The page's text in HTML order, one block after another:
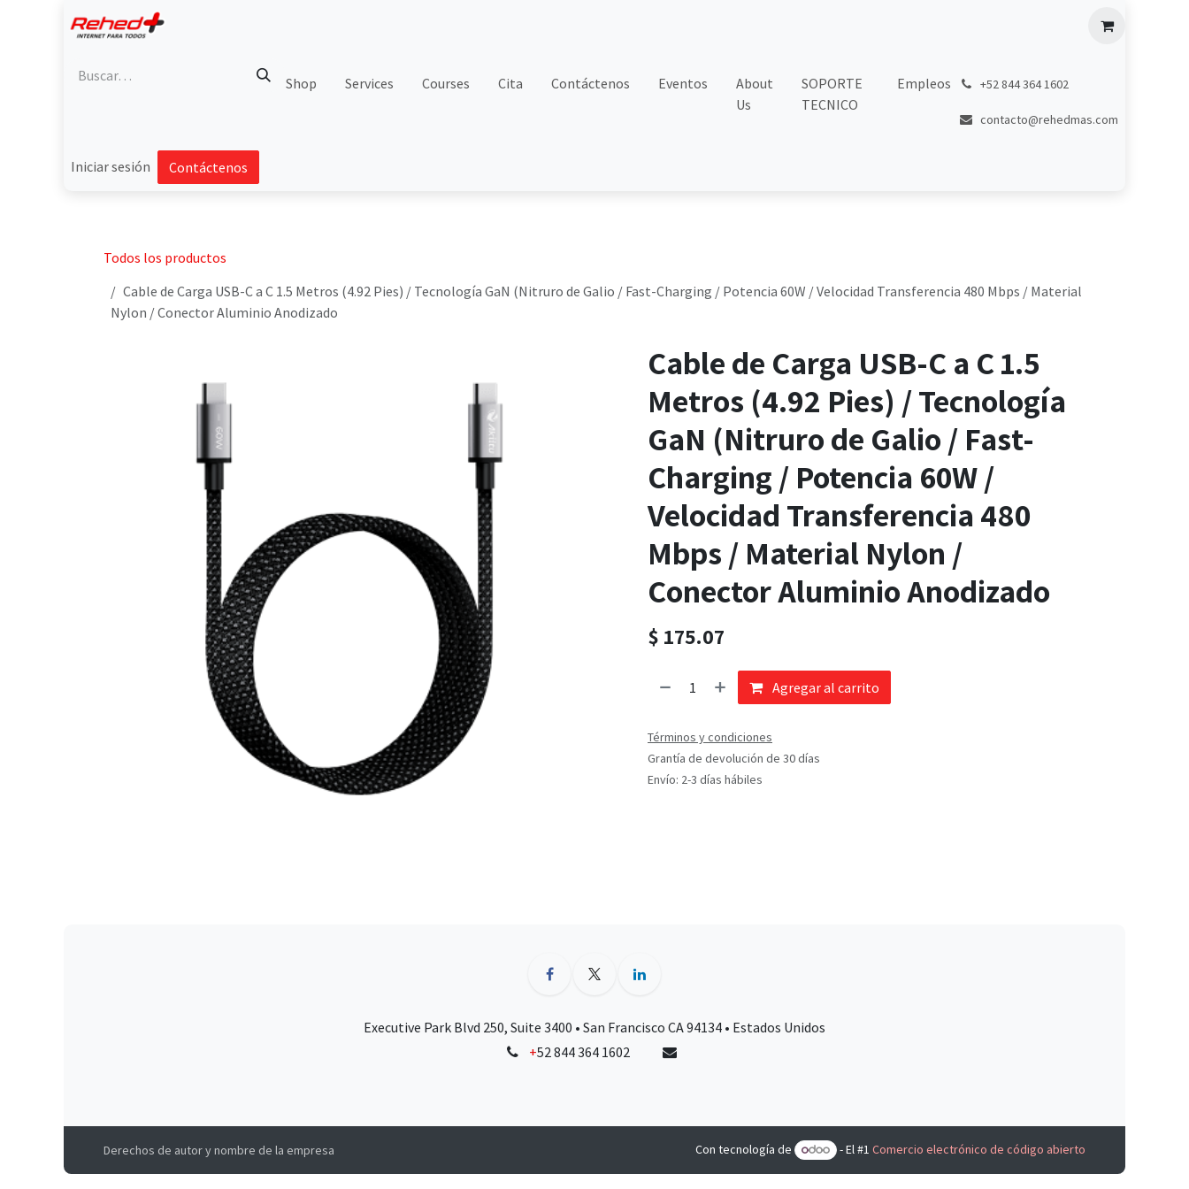
Shop Services Courses Cita Contáctenos Eventos
About
Us
SOPORTE
TECNICO
Empleos +52 844 364 1602
contacto@rehedmas.com
Iniciar sesión Contáctenos
Todos los productos
Cable de Carga USB-C a C 1.5 Metros (4.92 Pies) / Tecnología GaN (Nitruro de Galio / Fast-Charging / Potencia 60W / Velocidad Transferencia 480 Mbps / Material
Nylon / Conector Aluminio Anodizado
Cable de Carga USB-C a C 1.5
Metros (4.92 Pies) / Tecnología
GaN (Nitruro de Galio / Fast-
Charging / Potencia 60W /
Velocidad Transferencia 480
Mbps / Material Nylon /
Conector Aluminio Anodizado
$ 175.07
Agregar al carrito
Términos y condiciones
Grantía de devolución de 30 días
Envío: 2-3 días hábiles
Executive Park Blvd 250, Suite 3400 • San Francisco CA 94134 • Estados Unidos
+52 844 364 1602
Derechos de autor y nombre de la empresa Con tecnología de - El #1 Comercio electrónico de código abierto